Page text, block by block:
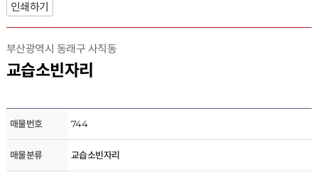
인쇄하기
부산광역시 동래구 사직동
교습소빈자리
매물번호 744
매물분류 교습소빈자리